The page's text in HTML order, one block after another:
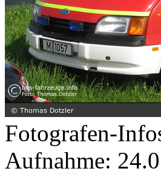
Fotografen-
Aufnahme: